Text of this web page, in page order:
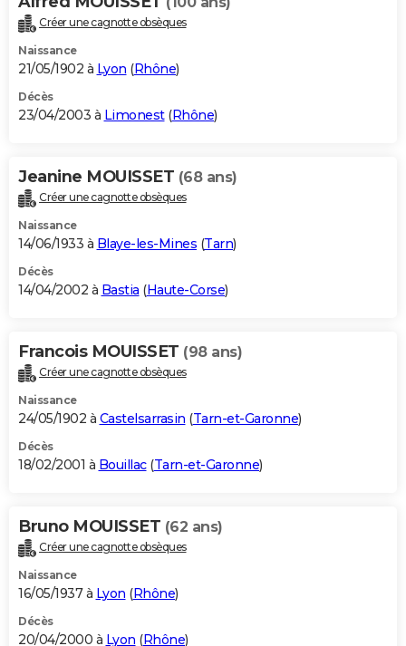
Créer une cagnotte obsèques
Naissance
21/05/1902 à Lyon (Rhône)
Décès
23/04/2003 à Limonest(Rhône)
Jeanine MOUISSET (68 ans)
Créer une cagnotte obsèques
Naissance
14/06/1933 à Blaye-les-Mines (Tarn)
Décès
14/04/2002 à Bastia (Haute-Corse)
Francois MOUISSET (98 ans)
Créer une cagnotte obsèques
Naissance
24/05/1902 à Castelsarrasin (Tarn-et-Garonne)
Décès
18/02/2001 à Bouillac(Tarn-et-Garonne)
Bruno MOUISSET (62 ans)
Créer une cagnotte obsèques
Naissance
16/05/1937 à Lyon (Rhône)
Décès
20/04/2000 à Lyon (Rhône)